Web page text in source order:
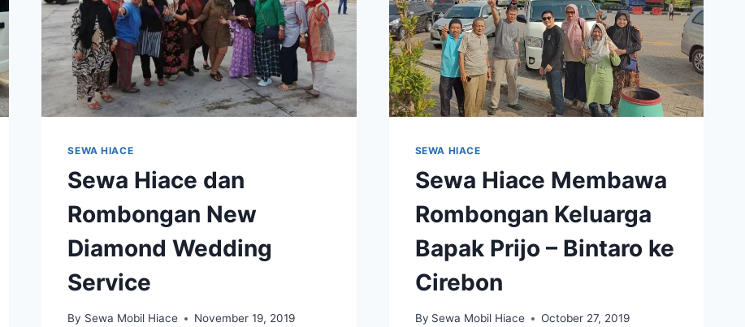
SEWA HIACE
Sewa Hiace dan
Rombongan New
Diamond Wedding
Service
By Sewa Mobil Hiace November 19, 2019
SEWA HIACE
Sewa Hiace Membawa
Rombongan Keluarga
Bapak Prijo – Bintaro ke
Cirebon
By Sewa Mobil Hiace October 27, 2019